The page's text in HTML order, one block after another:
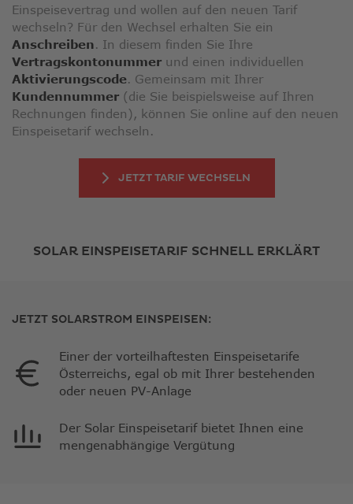
Einspeisevertrag und wollen auf den neuen Tarif
wechseln? Für den Wechsel erhalten Sie ein
Anschreiben. In diesem finden Sie Ihre
Vertragskontonummer und einen individuellen
Aktivierungscode. Gemeinsam mit Ihrer
Kundennummer (die Sie beispielsweise auf Ihren
Rechnungen finden), können Sie online auf den neuen
Einspeisetarif wechseln.
JETZT TARIF WECHSELN
SOLAR EINSPEISETARIF SCHNELL ERKLÄRT
JETZT SOLARSTROM EINSPEISEN:
Einer der vorteilhaftesten Einspeisetarife
Österreichs, egal ob mit Ihrer bestehenden
oder neuen PV-Anlage
Der Solar Einspeisetarif bietet Ihnen eine
mengenabhängige Vergütung